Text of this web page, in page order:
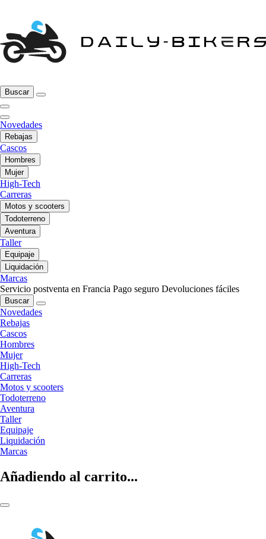
Buscar
Novedades
Rebajas
Cascos
Hombres
Mujer
High-Tech
Carreras
Motos y scooters
Todoterreno
Aventura
Taller
Equipaje
Liquidación
Marcas
Servicio postventa en Francia Pago seguro Devoluciones fáciles
Buscar
Novedades
Rebajas
Cascos
Hombres
Mujer
High-Tech
Carreras
Motos y scooters
Todoterreno
Aventura
Taller
Equipaje
Liquidación
Marcas
Añadiendo al carrito...